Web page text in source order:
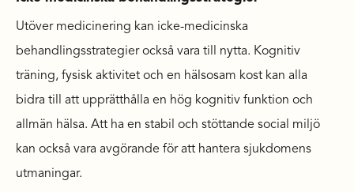
Utöver medicinering kan icke-medicinska
behandlingsstrategier också vara till nytta. Kognitiv
träning, fysisk aktivitet och en hälsosam kost kan alla
bidra till att upprätthålla en hög kognitiv funktion och
allmän hälsa. Att ha en stabil och stöttande social miljö
kan också vara avgörande för att hantera sjukdomens
utmaningar.